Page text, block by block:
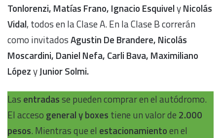
Tonlorenzi, Matías Frano, Ignacio EsquivelyNicolás
Vidal, todos en la Clase A. En la Clase B correrán
como invitadosAgustin De Brandere, Nicolás
Moscardini, Daniel Nefa, Carli Bava, Maximiliano
LópezyJunior Solmi.
Las entradasse pueden comprar en el autódromo.
El acceso general y boxes tiene un valor de 2.000
pesos. Mientras que el estacionamientoen el